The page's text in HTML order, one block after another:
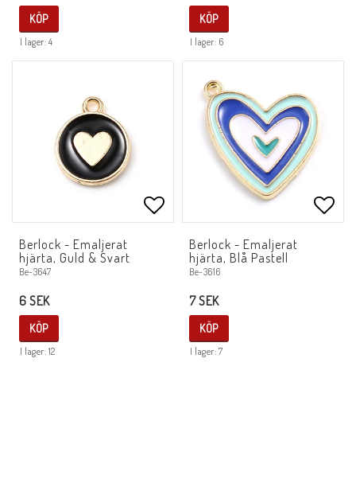
I lager: 4
KÖP
I lager: 6
KÖP
Lägg till i favoritlistan
Berlock - Emaljerat
hjärta, Guld & Svart
Be-3647
6 SEK
I lager: 12
KÖP
Berlock - Emaljerat
hjärta, Blå Pastell
Be-3616
7 SEK
I lager: 7
KÖP